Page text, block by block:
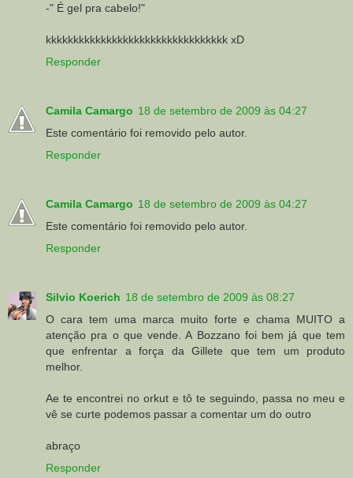
-" É gel pra cabelo!"
kkkkkkkkkkkkkkkkkkkkkkkkkkkkkkkkk xD
Responder
Camila Camargo 18 de setembro de 2009 às 04:27
Este comentário foi removido pelo autor.
Responder
Camila Camargo 18 de setembro de 2009 às 04:27
Este comentário foi removido pelo autor.
Responder
Silvio Koerich 18 de setembro de 2009 às 08:27
O cara tem uma marca muito forte e chama MUITO a
atenção pra o que vende. A Bozzano foi bem já que tem
que enfrentar a força da Gillete que tem um produto
melhor.
Ae te encontrei no orkut e tô te seguindo, passa no meu e
vê se curte podemos passar a comentar um do outro
abraço
Responder